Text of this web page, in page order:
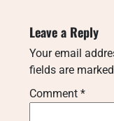
Leave a Reply
Your email
fields are marked
Comment *